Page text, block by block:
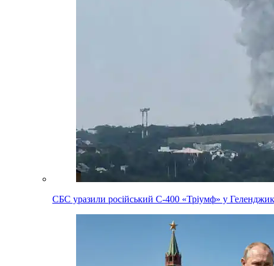
СБС уразили російський С-400 «Тріумф» у